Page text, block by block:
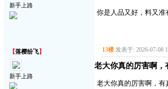
新手上路
你是人品又好，料又
【落樱纷飞】
新手上路
13楼 发表于: 2026-07-08
老大你真的厉害啊，
老大你真的厉害啊，